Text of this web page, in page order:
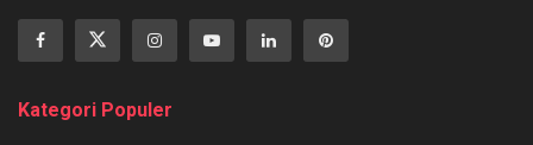
Kategori Populer